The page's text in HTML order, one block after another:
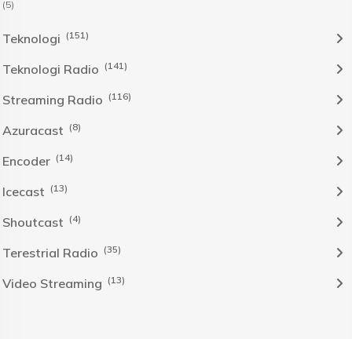
(5)
Teknologi (151)
Teknologi Radio (141)
Streaming Radio (116)
Azuracast (8)
Encoder (14)
Icecast (13)
Shoutcast (4)
Terestrial Radio (35)
Video Streaming (13)